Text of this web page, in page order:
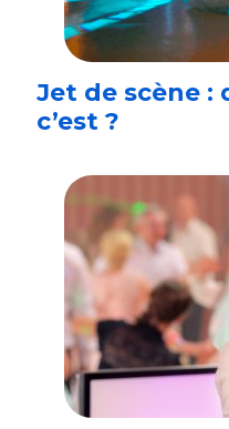
Jet de scène :
c’est ?